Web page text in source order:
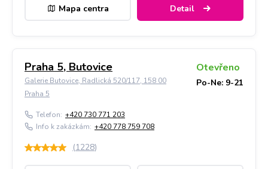
Mapa centra Detail
Praha 5, Butovice
Galerie Butovice, Radlická 520/117, 158 00
Praha 5
Otevřeno
Po-Ne: 9-21
Telefon: +420 730 771 203
Info k zakázkám: +420 778 759 708
(1228)